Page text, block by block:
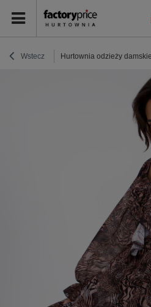
Wstecz Hurtownia odzieży